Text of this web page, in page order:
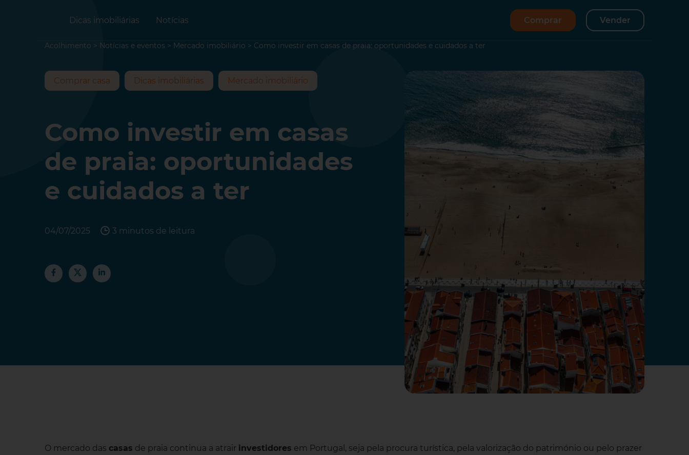
Dicas imobiliárias Notícias Comprar Vender
Acolhimento > Notícias e eventos > Mercado imobiliário > Como investir em casas de praia: oportunidades e cuidados a ter
Como investir em casas
de praia: oportunidades
e cuidados a ter
04/07/2025 3 minutos de leitura
Comprar casa Dicas imobiliárias Mercado imobiliário
O mercado das casas de praia continua a atrair investidores em Portugal, seja pela procura turística, pela valorização do património ou pelo prazer